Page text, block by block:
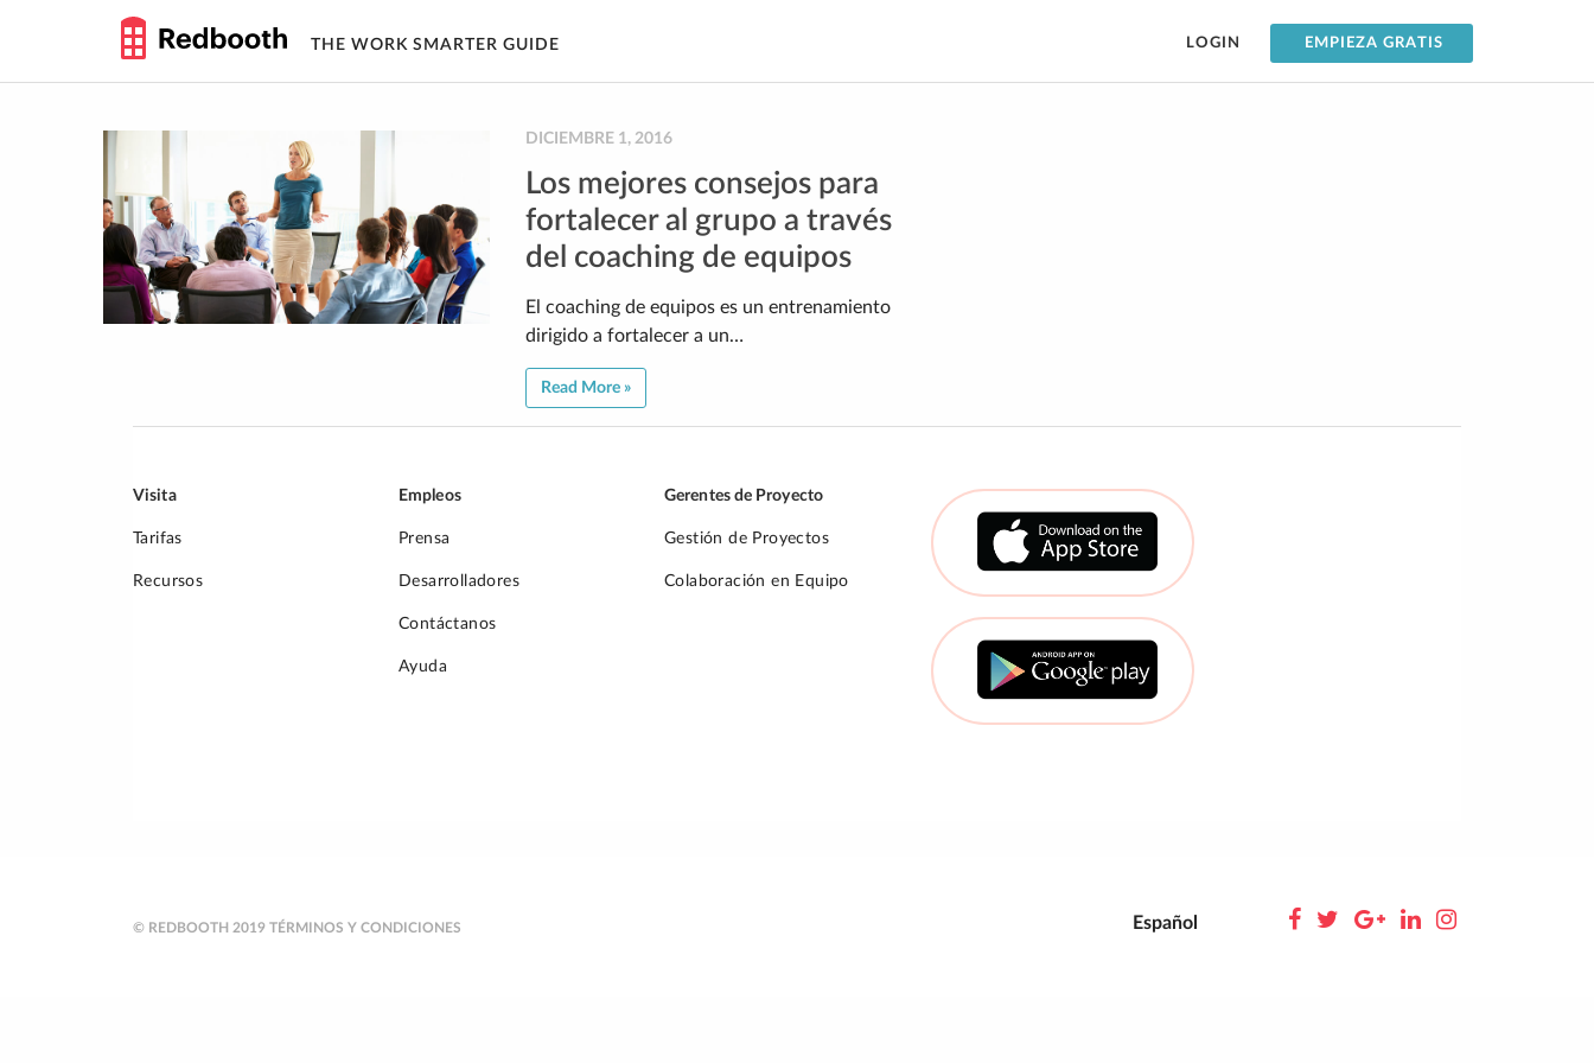
THE WORK SMARTER GUIDE LOGIN EMPIEZA GRATIS
DICIEMBRE 1, 2016
Los mejores consejos para
fortalecer al grupo a través
del coaching de equipos
El coaching de equipos es un entrenamiento
dirigido a fortalecer a un…
Read More »
Visita
Tarifas
Recursos
Empleos
Prensa
Desarrolladores
Contáctanos
Ayuda
Gerentes de Proyecto
Gestión de Proyectos
Colaboración en Equipo
© REDBOOTH 2019 TÉRMINOS Y CONDICIONES Español